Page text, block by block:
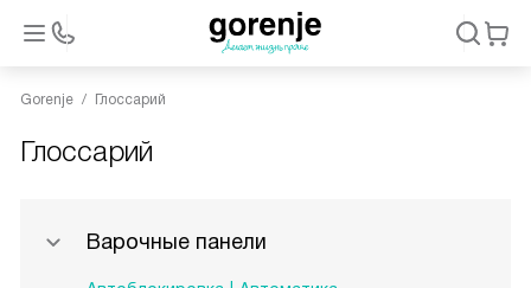
Gorenje Глоссарий
Глоссарий
Варочные панели